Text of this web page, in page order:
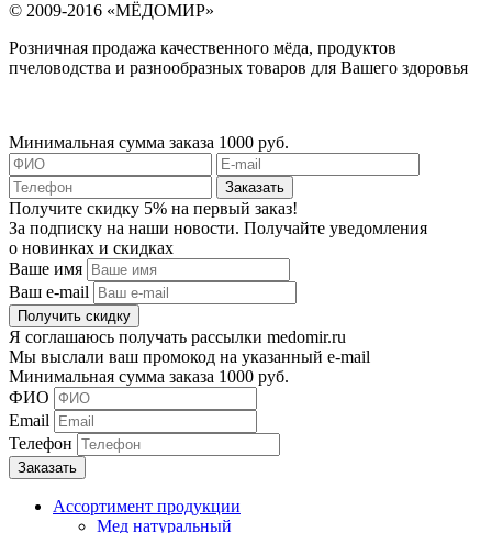
© 2009-2016 «МЁДОМИР»
Розничная продажа качественного мёда, продуктов
пчеловодства и разнообразных товаров для Вашего здоровья
Минимальная сумма заказа 1000 руб.
Получите скидку 5% на первый заказ!
За подписку на наши новости. Получайте уведомления
о новинках и скидках
Ваше имя
Ваш e-mail
Я соглашаюсь получать рассылки medomir.ru
Мы выслали ваш промокод на указанный e-mail
Минимальная сумма заказа 1000 руб.
ФИО
Email
Телефон
Ассортимент продукции
Мед натуральный